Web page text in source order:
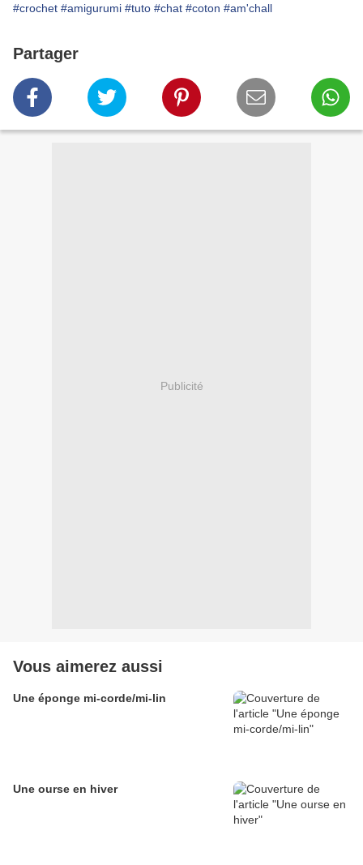
#crochet #amigurumi #tuto #chat #coton #am'chall
Partager
Publicité
Vous aimerez aussi
Une éponge mi-corde/mi-lin
Une ourse en hiver